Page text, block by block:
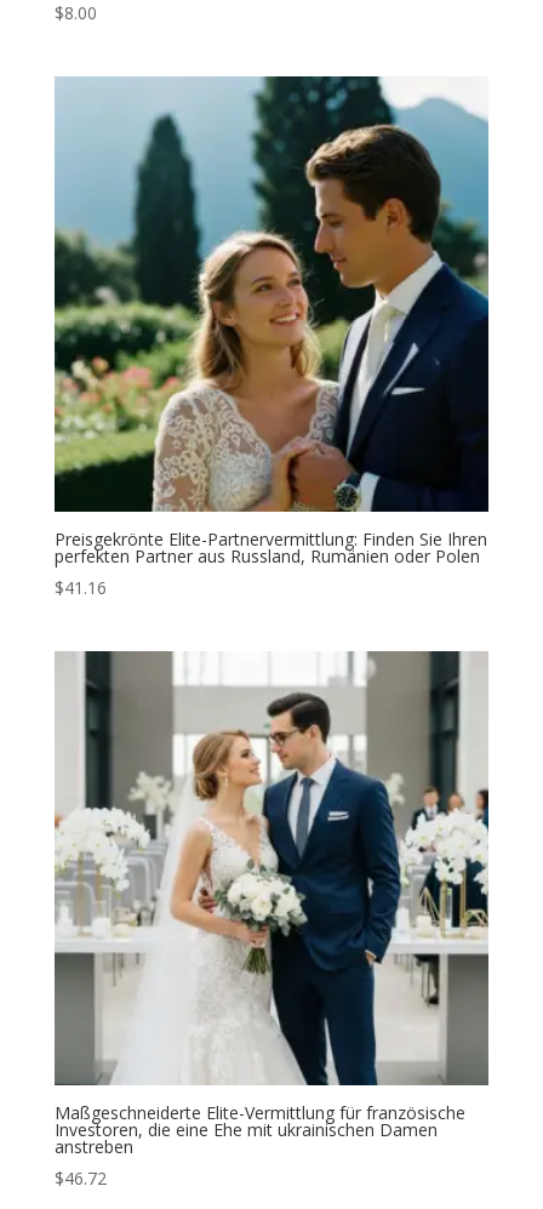
$8.00
Preisgekrönte Elite-Partnervermittlung: Finden Sie Ihren
perfekten Partner aus Russland, Rumänien oder Polen
$41.16
Maßgeschneiderte Elite-Vermittlung für französische
Investoren, die eine Ehe mit ukrainischen Damen
anstreben
$46.72